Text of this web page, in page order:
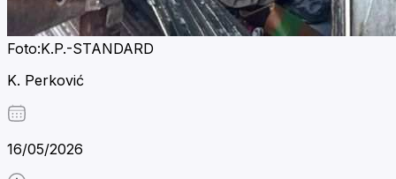
Foto:K.P.-STANDARD
K. Perković
16/05/2026